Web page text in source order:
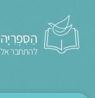
הַסִּפְרִיָּה
להתחבר